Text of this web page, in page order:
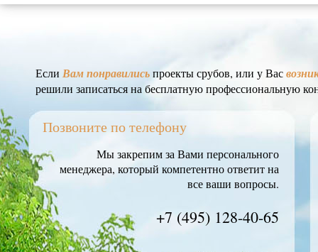
Позвоните по телефону
Мы закрепим за Вами персонального
менеджера, который компетентно ответит на
все ваши вопросы.
+7 (495) 128-40-65
Если Вам понравилисьпроекты срубов, или у Вас
решили записаться на бесплатную профессиональную